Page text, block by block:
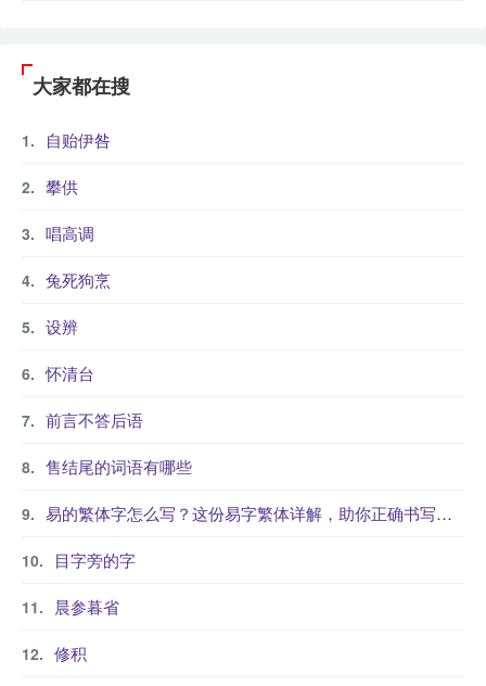
大家都在搜
自贻伊咎
攀供
唱高调
兔死狗烹
设辨
怀清台
前言不答后语
售结尾的词语有哪些
易的繁体字怎么写？这份易字繁体详解，助你正确书写汉字_汉字繁体学习
目字旁的字
晨参暮省
修积